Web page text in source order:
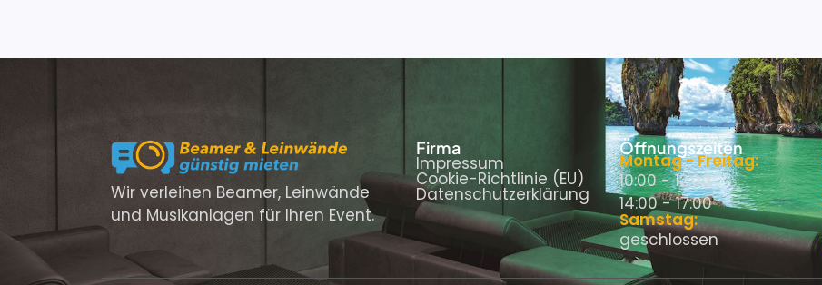
Wir verleihen Beamer, Leinwände
und Musikanlagen für Ihren Event.
Firma
Impressum
Cookie-Richtlinie (EU)
Datenschutzerklärung
Öffnungszeiten
Montag - Freitag:
10:00 - 12:00
14:00 - 17:00
Samstag:
geschlossen